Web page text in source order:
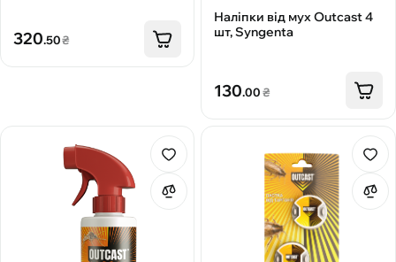
320.50₴
Наліпки від мух Outcast 4
шт, Syngenta
130.00₴